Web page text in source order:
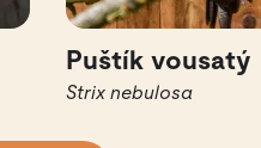
Puštík vousatý
Strix nebulosa